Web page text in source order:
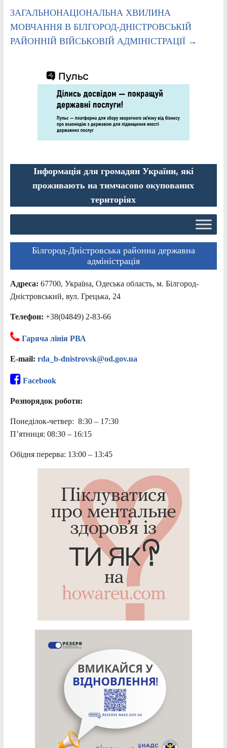
ЗАГАЛЬНОНАЦІОНАЛЬНА ХВИЛИНА
МОВЧАННЯ В БІЛГОРОД-ДНІСТРОВСЬКІЙ
РАЙОННІЙ ВІЙСЬКОВІЙ АДМІНІСТРАЦІЇ →
Інформація для громадян України, які
проживають на тимчасово окупованих
територіях
Білгород-Дністровська районна державна
адміністрація
Адреса: 67700, Україна, Одеська область, м. Білгород-
Дністровський, вул. Грецька, 24
Телефон: +38(04849) 2-83-66
Гаряча лінія РВА
E-mail: rda_b-dnistrovsk@od.gov.ua
Facebook
Розпорядок роботи:
Понеділок-четвер: 8:30 – 17:30
П’ятниця: 08:30 – 16:15
Обідня перерва: 13:00 – 13:45